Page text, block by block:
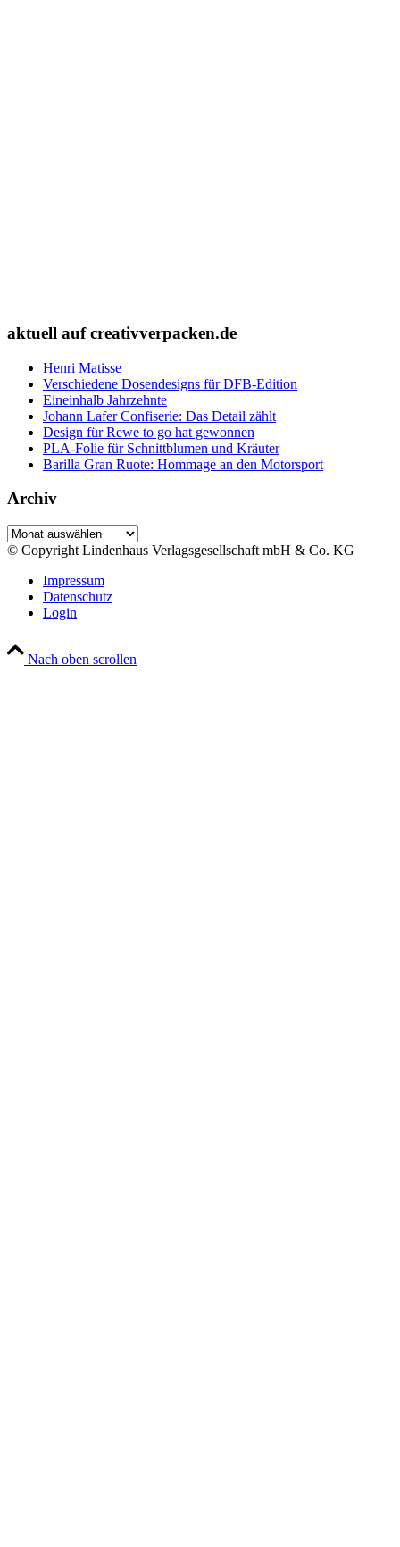
aktuell auf creativverpacken.de
Henri Matisse
Verschiedene Dosendesigns für DFB-Edition
Eineinhalb Jahrzehnte
Johann Lafer Confiserie: Das Detail zählt
Design für Rewe to go hat gewonnen
PLA-Folie für Schnittblumen und Kräuter
Barilla Gran Ruote: Hommage an den Motorsport
Archiv
Archiv
© Copyright Lindenhaus Verlagsgesellschaft mbH & Co. KG
Impressum
Datenschutz
Login
Nach oben scrollen